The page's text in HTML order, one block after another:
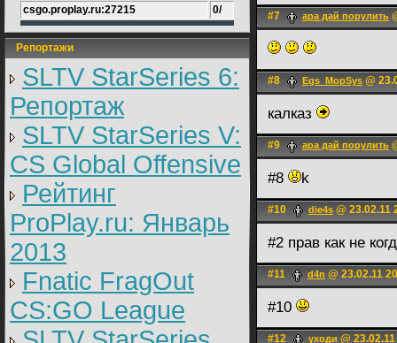
csgo.proplay.ru:27215 0/
Репортажи
SLTV StarSeries 6:
Репортаж
SLTV StarSeries V:
CS Global Offensive
Рейтинг
ProPlay.ru: Январь
2013
Fnatic FragOut
CS:GO League
#7 ара дай порулить
#8 Egs_MopSys @
калказ
#9 ара дай порулить
#8 k
#10 die4s @ 23.02.11
#2 прав как не
#11 d4n @ 23.02.11
#10
#12 уходи @